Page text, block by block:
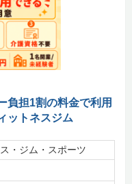
負担1割の料金で利用
ットネスジム
・ジム・スポーツ